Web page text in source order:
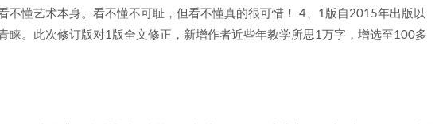
不懂艺术本身。看不懂不可耻，但看不懂真的很可惜！ 4、1版自2015年出版以
睐。此次修订版对1版全文修正，新增作者近些年教学所思1万字，增选至100多